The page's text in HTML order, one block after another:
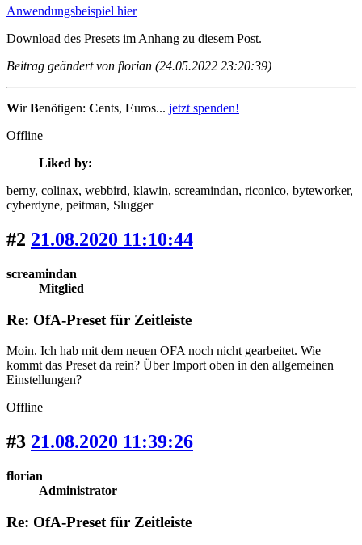
Anwendungsbeispiel hier
Download des Presets im Anhang zu diesem Post.
Beitrag geändert von florian (24.05.2022 23:20:39)
WirBenötigen: Cents, Euros... jetzt spenden!
Offline
Liked by:
berny, colinax, webbird, klawin, screamindan, riconico, byteworker,
cyberdyne, peitman, Slugger
#2 21.08.2020 11:10:44
screamindan
Mitglied
Re: OfA-Preset für Zeitleiste
Moin. Ich hab mit dem neuen OFA noch nicht gearbeitet. Wie
kommt das Preset da rein? Über Import oben in den allgemeinen
Einstellungen?
Offline
#3 21.08.2020 11:39:26
florian
Administrator
Re: OfA-Preset für Zeitleiste